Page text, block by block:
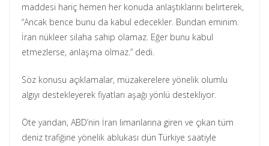
maddesi hariç hemen her konuda anlaştıklarını belirterek,
“Ancak bence bunu da kabul edecekler. Bundan eminim.
İran nükleer silaha sahip olamaz. Eğer bunu kabul
etmezlerse, anlaşma olmaz.” dedi.
Söz konusu açıklamalar, müzakerelere yönelik olumlu
algıyı destekleyerek fiyatları aşağı yönlü destekliyor.
Öte yandan, ABD’nin İran limanlarına giren ve çıkan tüm
deniz trafiğine yönelik ablukası dün Türkiye saatiyle